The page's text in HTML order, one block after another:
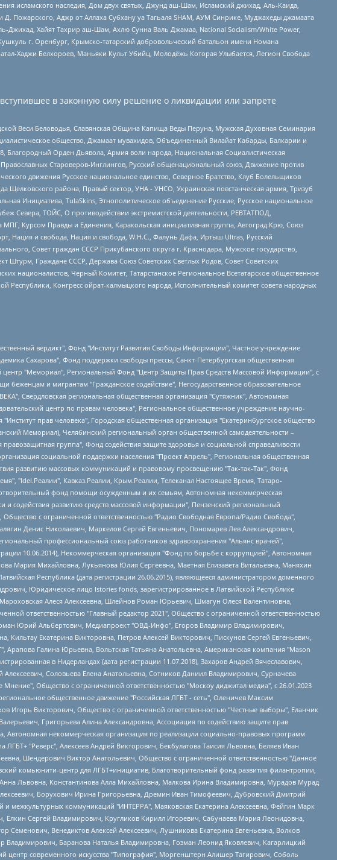
исламского наследия, Дом двух святых, Джунд аш-Шам, Исламский джихад, Аль-Каида,
Пожарского, Аджр от Аллаха Субхану уа Тагьаля SHAM, АУМ Синрике, Муджахеды джамаата
Джихад, Хайят Тахрир аш-Шам, Ахлю Сунна Валь Джамаа, National Socialism/White Power,
г. Оренбург, Крымско-татарский добровольческий батальон имени Номана
Хаджи Белхороев, Маньяки Культ Убийц, Молодёжь Которая Улыбается, Легион Свобода
в законную силу решение о ликвидации или запрете
Веси Беловодья, Славянская Община Капища Веды Перуна, Мужская Духовная Семинария
общество, Джамаат мувахидов, Объединенный Вилайат Кабарды, Балкарии и
Благородный Орден Дьявола, Армия воли народа, Национальная Социалистическая
Староверов-Инглингов, Русский общенациональный союз, Движение против
движения Русское национальное единство, Северное Братство, Клуб Болельщиков
района, Правый сектор, УНА - УНСО, Украинская повстанческая армия, Тризуб
Инициатива, TulaSkins, Этнополитическое объединение Русские, Русское национальное
Севера, ТОЙС, О противодействии экстремистской деятельности, РЕВТАТПОД,
Курсом Правды и Единения, Каракольская инициативная группа, Автоград Крю, Союз
Нация и свобода, Нация и свобода, W.H.С., Фалунь Дафа, Иртыш Ultras, Русский
Совет граждан СССР Прикубанского округа г. Краснодара, Мужское государство,
Штурм, Граждане СССР, Держава Союз Советских Светлых Родов, Совет Советских
националистов, Черный Комитет, Татарстанское Региональное Всетатарское общественное
Конгресс ойрат-калмыцкого народа, Исполнительный комитет совета народных
Валерьевна, Заговора Максим Александрович, Межрегиональное общественное движение "Российская ЛГБТ - сеть", Оленичев Максим Владимирович, Павлов Иван Юрьевич, Скворцова Елена Сергеевна, Общество с ограниченной ответственностью "Как бы инагент", Кочетков Игорь Викторович, Общество с ограниченной ответственностью "Честные выборы", Еланчик Олег Александрович, Общество с ограниченной ответственностью "Нобелевский призыв", Гималова Регина Эмилевна, Григорьев Андрей Валерьевич, Григорьева Алина Александровна, Ассоциация по содействию защите прав призывников, альтернативнослужащих и военнослужащих "Правозащитная группа "Гражданин.Армия.Право", Хисамова Регина Фаритовна, Автономная некоммерческая организация по реализации социально-правовых программ "Лилит", Дальневосточное общественное движение "Маяк", Санкт-Петербургская ЛГБТ-инициативная группа "Выход", Инициативная группа ЛГБТ+ "Реверс", Алексеев Андрей Викторович, Бекбулатова Таисия Львовна, Беляев Иван Михайлович, Владыкина Елена Сергеевна, Гельман Марат Александрович, Никульшина Вероника Юрьевна, Толоконникова Надежда Андреевна, Шендерович Виктор Анатольевич, Общество с ограниченной ответственностью "Данное сообщение", Общество с ограниченной ответственностью Издательский дом "Новая глава", Айнбиндер Александра Александровна, Московский комьюнити-центр для ЛГБТ+инициатив, Благотворительный фонд развития филантропии, Deutsche Welle (Германия, Kurt-Schumacher-Strasse 3, 53113 Bonn), Борзунова Мария Михайловна, Воробьев Виктор Викторович, Голубева Анна Львовна, Константинова Алла Михайловна, Малкова Ирина Владимировна, Мурадов Мурад Абдулгалимович, Осетинская Елизавета Николаевна, Понасенков Евгений Николаевич, Ганапольский Матвей Юрьевич, Киселев Евгений Алексеевич, Борухович Ирина Григорьевна, Дремин Иван Тимофеевич, Дубровский Дмитрий Викторович, Красноярская региональная общественная организация поддержки и развития альтернативных образовательных технологий и межкультурных коммуникаций "ИНТЕРРА", Маяковская Екатерина Алексеевна, Фейгин Марк Захарович, Филимонов Андрей Викторович, Дзугкоева Регина Николаевна, Доброхотов Роман Александрович, Дудь Юрий Александрович, Елкин Сергей Владимирович, Кругликов Кирилл Игоревич, Сабунаева Мария Леонидовна, Семенов Алексей Владимирович, Шаинян Карен Багратович, Шульман Екатерина Михайловна, Асафьев Артур Валерьевич, Вахштайн Виктор Семенович, Венедиктов Алексей Алексеевич, Лушникова Екатерина Евгеньевна, Волков Леонид Михайлович, Невзоров Александр Глебович, Пархоменко Сергей Борисович, Сироткин Ярослав Николаевич, Кара-Мурза Владимир Владимирович, Баранова Наталья Владимировна, Гозман Леонид Яковлевич, Кагарлицкий Борис Юльевич, Климарев Михаил Валерьевич, Милов Владимир Станиславович, Автономная некоммерческая организация Краснодарский центр современного искусства "Типография", Моргенштерн Алишер Тагирович, Соболь Любовь Эдуардовна, Общество с ограниченной ответственностью "ЛИЗА НОРМ", Каспаров Гарри Кимович, Ходорковский Михаил Борисович, Общество с ограниченной ответственностью "Апрельские тезисы", Данилович Ирина Брониславовна, Кашин Олег Владимирович, Петров Николай Владимирович, Пивоваров Алексей Владимирович, Соколов Михаил Владимирович, Цветкова Юлия Владимировна, Чичваркин Евгений Александрович, Комитет против пыток/Команда против пыток, Общество с ограниченной ответственностью "Первый научный", Общество с ограниченной ответственностью "Вертолет и ко", Белоцерковская Вероника Борисовна, Кац Максим Евгеньевич, Лазарева Татьяна Юрьевна, Шаведдинов Руслан Табризович, Яшин Илья Валерьевич, Общество с ограниченной ответственностью "Иноагент ААВ", Алешковский Дмитрий Петрович, Альбац Евгения Марковна, Быков Дмитрий Львович, Галямина Юлия Евгеньевна, Лойко Сергей Леонидович, Мартынов Кирилл Константинович, Медведев Сергей Александрович, Крашенинников Федор Геннадиевич, Гордеева Катерина Вл